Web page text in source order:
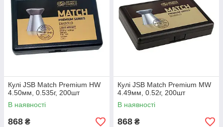
Кулі JSB Match Premium HW
4.50мм, 0.535г, 200шт
В наявності
868 ₴
Кулі JSB Match Premium MW
4.49мм, 0.52г, 200шт
В наявності
868 ₴